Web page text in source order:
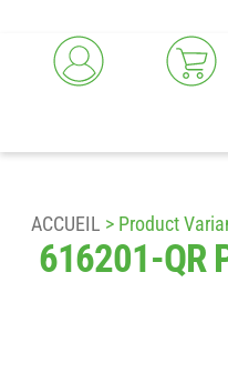
ACCUEIL > Product
616201-QR